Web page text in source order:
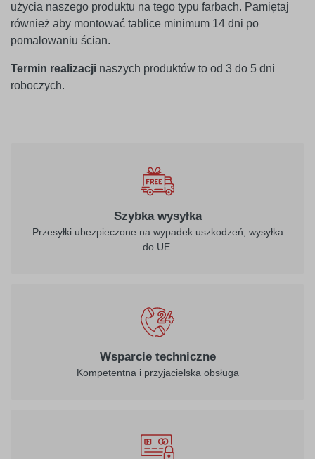
użycia naszego produktu na tego typu farbach. Pamiętaj
również aby montować tablice minimum 14 dni po
pomalowaniu ścian.
Termin realizacji naszych produktów to od 3 do 5 dni
roboczych.
Szybka wysyłka
Przesyłki ubezpieczone na wypadek uszkodzeń, wysyłka
do UE.
Wsparcie techniczne
Kompetentna i przyjacielska obsługa